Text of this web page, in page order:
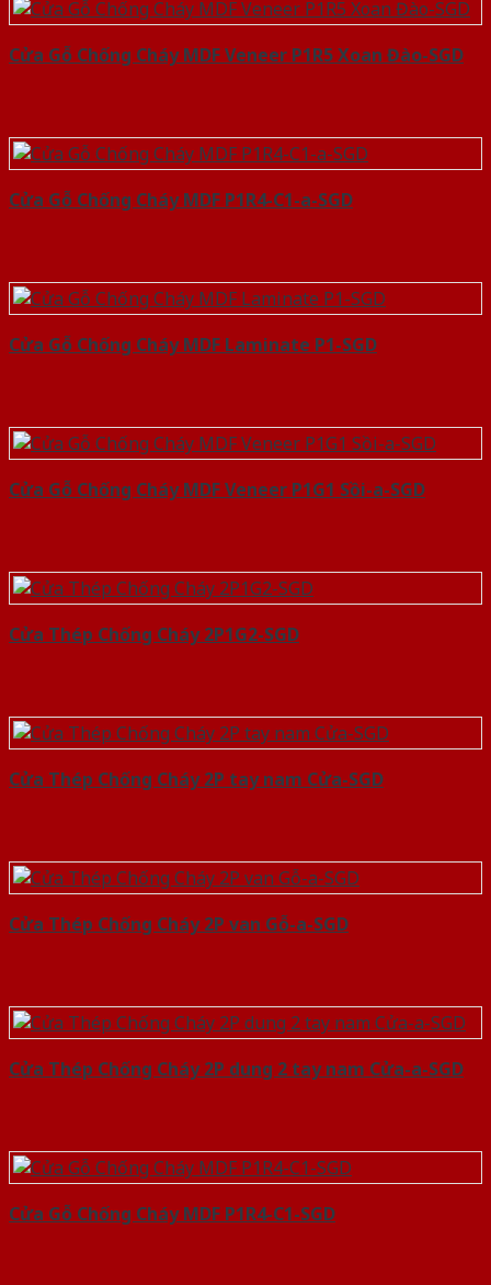
Cửa Gỗ Chống Cháy MDF Veneer P1R5 Xoan Đào-SGD
Cửa Gỗ Chống Cháy MDF P1R4-C1-a-SGD
Cửa Gỗ Chống Cháy MDF Laminate P1-SGD
Cửa Gỗ Chống Cháy MDF Veneer P1G1 Sồi-a-SGD
Cửa Thép Chống Cháy 2P1G2-SGD
Cửa Thép Chống Cháy 2P tay nam Cửa-SGD
Cửa Thép Chống Cháy 2P van Gỗ-a-SGD
Cửa Thép Chống Cháy 2P dung 2 tay nam Cửa-a-SGD
Cửa Gỗ Chống Cháy MDF P1R4-C1-SGD